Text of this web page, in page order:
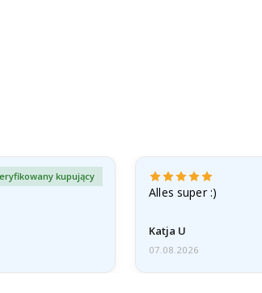
kupujący
Alles super :)
Katja U
07.08.2026